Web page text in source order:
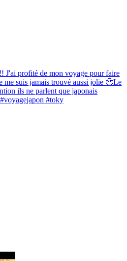
J'ai profité de mon voyage pour faire
me suis jamais trouvé aussi jolie 🥹Le
ils ne parlent que japonais
#toky